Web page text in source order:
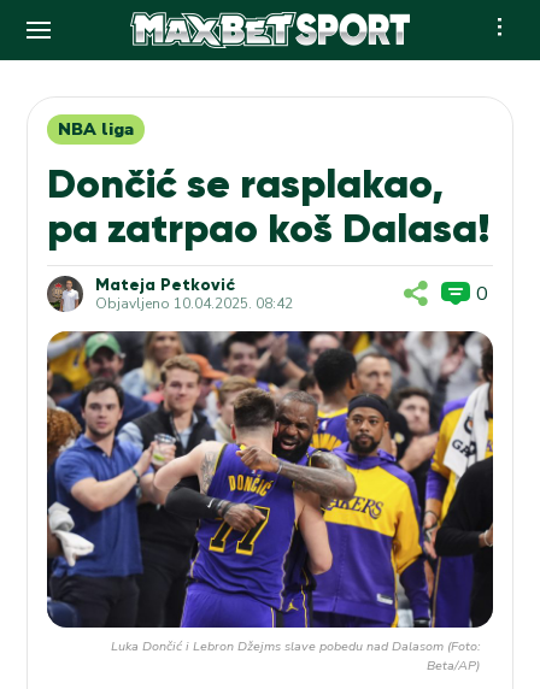
contentNBA liga
Dončić se rasplakao,
pa zatrpao koš Dalasa!
Mateja Petković
Objavljeno 10.04.2025. 08:42 0
Luka Dončić i Lebron Džejms slave pobedu nad Dalasom (Foto:
Beta/AP)